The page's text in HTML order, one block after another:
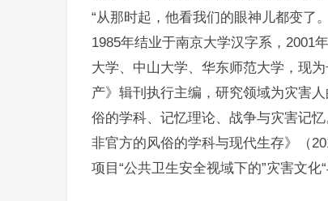
“从那时起，他看我们的眼神儿都变了
1985年结业于南京大学汉字系，2001
大学、中山大学、华东师范大学，现
产》辑刊执行主编，研究领域为灾害
俗的学科、记忆理论、战争与灾害记
非官方的风俗的学科与现代生存》（
项目“公共卫生安全视域下的”灾害文化